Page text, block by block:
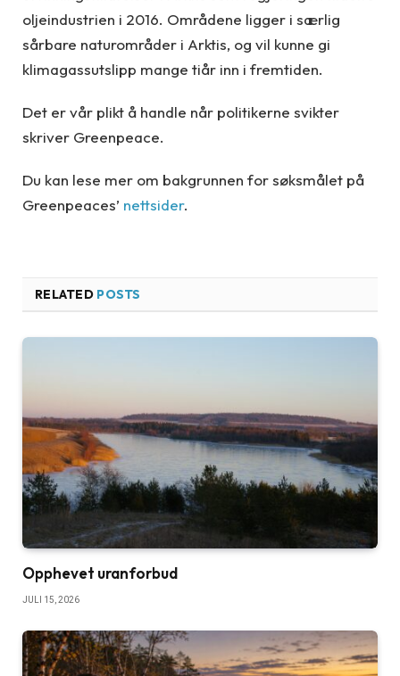
oljeindustrien i 2016. Områdene ligger i særlig
sårbare naturområder i Arktis, og vil kunne gi
klimagassutslipp mange tiår inn i fremtiden.
Det er vår plikt å handle når politikerne svikter
skriver Greenpeace.
Du kan lese mer om bakgrunnen for søksmålet på
Greenpeaces’ nettsider.
RELATED POSTS
Opphevet uranforbud
JULI 15, 2026